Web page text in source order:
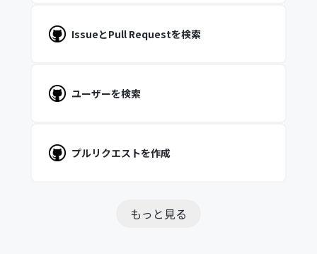
IssueとPull Requestを検索
ユーザーを検索
プルリクエストを作成
もっと見る